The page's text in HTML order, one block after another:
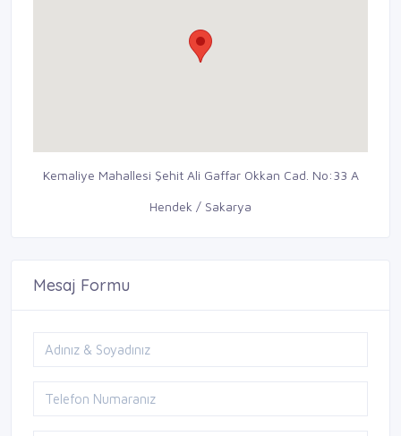
Kemaliye Mahallesi Şehit Ali Gaffar Okkan Cad. No:33 A
Hendek / Sakarya
Mesaj Formu